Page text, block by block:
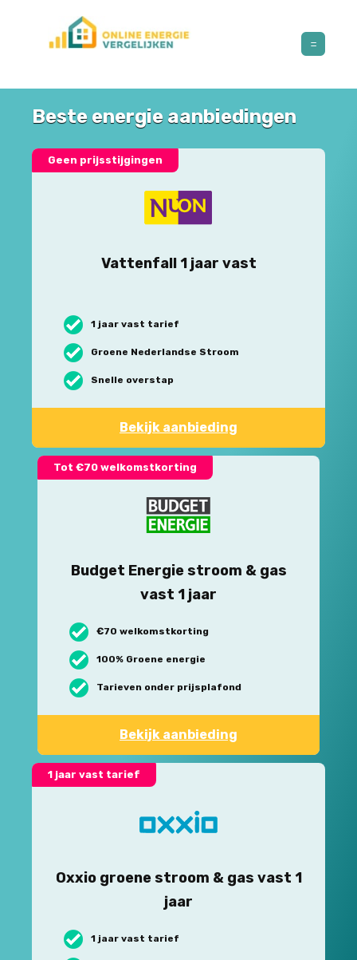
Beste energie aanbiedingen
Geen prijsstijgingen
Vattenfall 1 jaar vast
1 jaar vast tarief
Groene Nederlandse Stroom
Snelle overstap
Bekijk aanbieding
Tot €70 welkomstkorting
Budget Energie stroom & gas
vast 1 jaar
€70 welkomstkorting
100% Groene energie
Tarieven onder prijsplafond
Bekijk aanbieding
1 jaar vast tarief
Oxxio groene stroom & gas vast 1
jaar
1 jaar vast tarief